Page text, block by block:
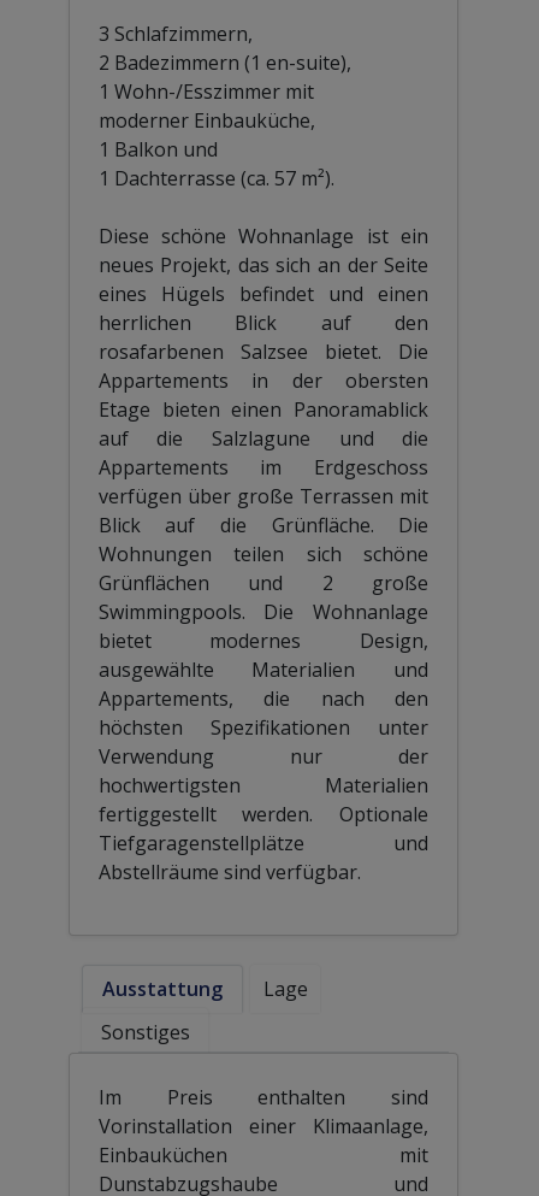
3 Schlafzimmern,
2 Badezimmern (1 en-suite),
1 Wohn-/Esszimmer mit
moderner Einbauküche,
1 Balkon und
1 Dachterrasse (ca. 57 m²).
Diese schöne Wohnanlage ist ein
neues Projekt, das sich an der Seite
eines Hügels befindet und einen
herrlichen Blick auf den
rosafarbenen Salzsee bietet. Die
Appartements in der obersten
Etage bieten einen Panoramablick
auf die Salzlagune und die
Appartements im Erdgeschoss
verfügen über große Terrassen mit
Blick auf die Grünfläche. Die
Wohnungen teilen sich schöne
Grünflächen und 2 große
Swimmingpools. Die Wohnanlage
bietet modernes Design,
ausgewählte Materialien und
Appartements, die nach den
höchsten Spezifikationen unter
Verwendung nur der
hochwertigsten Materialien
fertiggestellt werden. Optionale
Tiefgaragenstellplätze und
Abstellräume sind verfügbar.
Ausstattung
Lage
Sonstiges
Im Preis enthalten sind
Vorinstallation einer Klimaanlage,
Einbauküchen mit
Dunstabzugshaube und